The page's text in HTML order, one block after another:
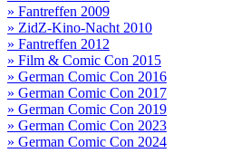
» Fantreffen 2009
» ZidZ-Kino-Nacht 2010
» Fantreffen 2012
» Film & Comic Con 2015
» German Comic Con 2016
» German Comic Con 2017
» German Comic Con 2019
» German Comic Con 2023
» German Comic Con 2024